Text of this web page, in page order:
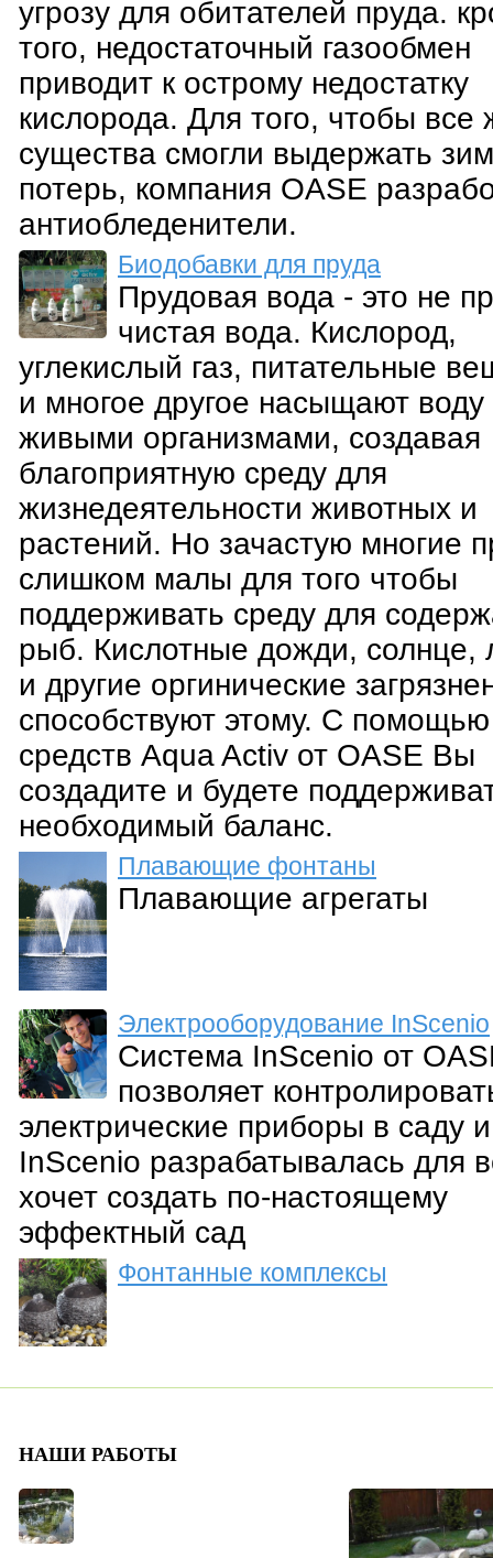
угрозу для обитателей пруда.
того, недостаточный газообмен
приводит к острому недостатку
кислорода. Для того, чтобы все
существа смогли выдержать
потерь, компания OASE
антиобледенители.
Биодобавки для пруда
Прудовая вода - это не
чистая вода. Кислород,
углекислый газ, питательные
и многое другое насыщают воду
живыми организмами, создавая
благоприятную среду для
жизнедеятельности животных и
растений. Но зачастую многие
слишком малы для того чтобы
поддерживать среду для
рыб. Кислотные дожди, солнце,
и другие оргинические
способствуют этому. С
средств Aqua Activ от OASE Вы
создадите и будете
необходимый баланс.
Плавающие фонтаны
Плавающие агрегаты
Электрооборудование InScenio
Система InScenio от
позволяет
электрические приборы в саду
InScenio разрабатывалась для
хочет создать по-настоящему
эффектный сад
Фонтанные комплексы
НАШИ РАБОТЫ